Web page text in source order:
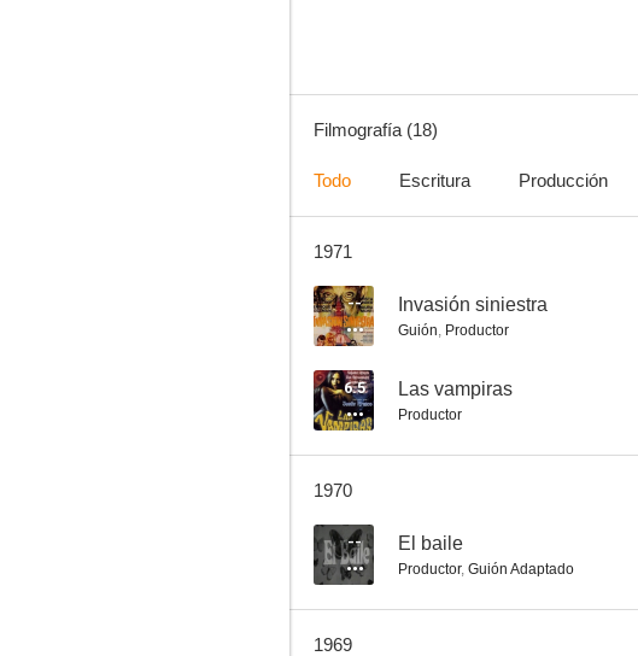
Filmografía (18)
Todo Escritura Producción
1971
-- Invasión siniestra
Guión, Productor
6.5 Las vampiras
Productor
1970
-- El baile
Productor, Guión Adaptado
1969